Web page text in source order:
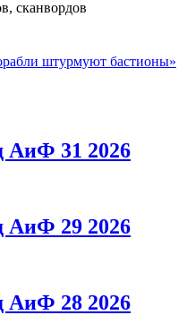
штурмуют бастионы»
АиФ 31 2026
АиФ 29 2026
АиФ 28 2026